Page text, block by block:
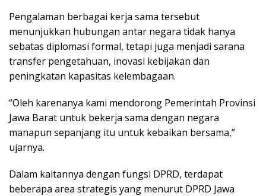
Pengalaman berbagai kerja sama tersebut
menunjukkan hubungan antar negara tidak hanya
sebatas diplomasi formal, tetapi juga menjadi sarana
transfer pengetahuan, inovasi kebijakan dan
peningkatan kapasitas kelembagaan.
“Oleh karenanya kami mendorong Pemerintah Provinsi
Jawa Barat untuk bekerja sama dengan negara
manapun sepanjang itu untuk kebaikan bersama,”
ujarnya.
Dalam kaitannya dengan fungsi DPRD, terdapat
beberapa area strategis yang menurut DPRD Jawa